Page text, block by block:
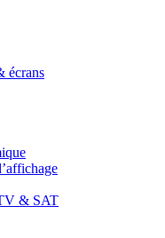
écrans
& SAT